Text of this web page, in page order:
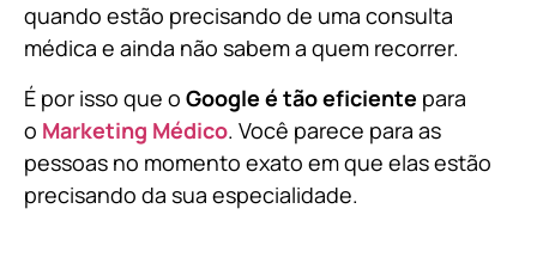
quando estão precisando de uma consulta
médica e ainda não sabem a quem recorrer.
É por isso que o Google é tão eficiente para
o Marketing Médico. Você parece para as
pessoas no momento exato em que elas estão
precisando da sua especialidade.